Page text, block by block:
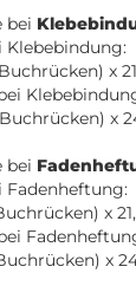
bei
x
x
bei
x
x